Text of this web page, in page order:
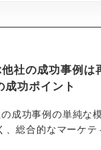
社の成功事例は
功ポイント
功事例の単純な
総合的なマーケテ